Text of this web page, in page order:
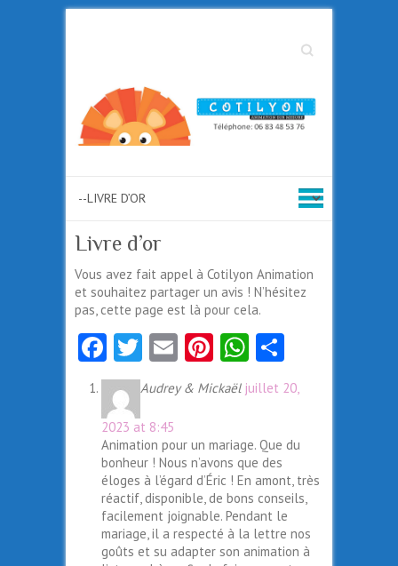
Search
Livre d’or
Vous avez fait appel à Cotilyon Animation
et souhaitez partager un avis ! N’hésitez
pas, cette page est là pour cela.
Fa
ce
b
o
o
k
T
w
itt
er
E
m
ai
l
Pi
nt
er
es
t
W
ha
ts
A
p
p
rt
ag
er
Audrey & Mickaël juillet 20,
2023 at 8:45
Animation pour un mariage. Que du
bonheur ! Nous n’avons que des
éloges à l’égard d’Éric ! En amont, très
réactif, disponible, de bons conseils,
facilement joignable. Pendant le
mariage, il a respecté à la lettre nos
goûts et su adapter son animation à